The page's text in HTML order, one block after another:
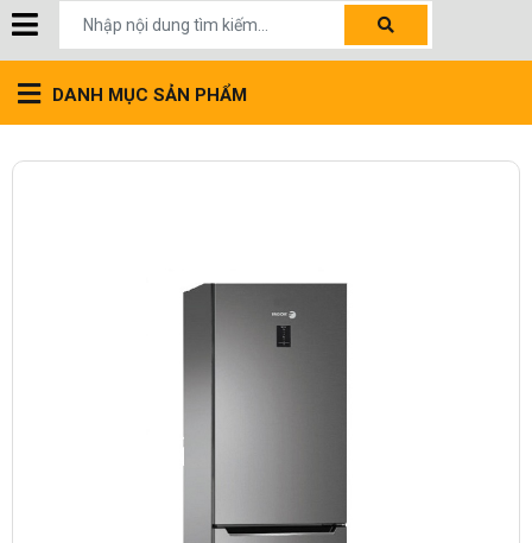
DANH MỤC SẢN PHẨM